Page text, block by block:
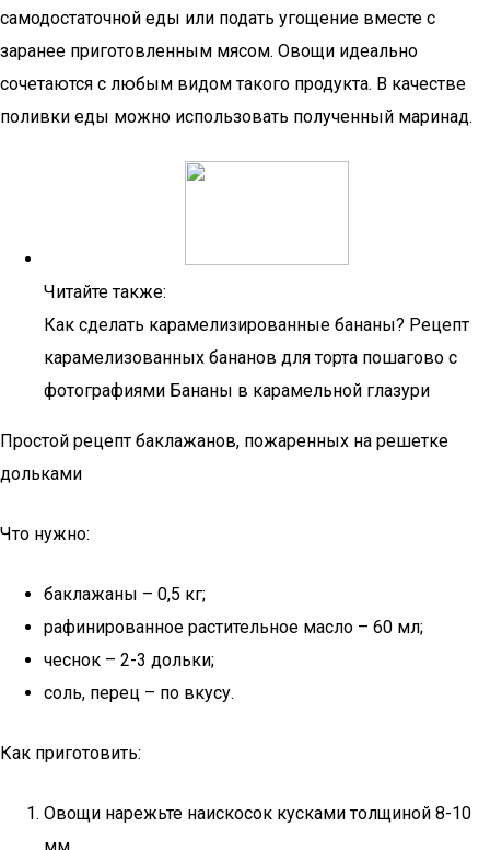
самодостаточной еды или подать угощение вместе с
заранее приготовленным мясом. Овощи идеально
сочетаются с любым видом такого продукта. В качестве
поливки еды можно использовать полученный маринад.
Читайте также:
Как сделать карамелизированные бананы? Рецепт
карамелизованных бананов для торта пошагово с
фотографиями Бананы в карамельной глазури
Простой рецепт баклажанов, пожаренных на решетке
дольками
Что нужно:
баклажаны – 0,5 кг;
рафинированное растительное масло – 60 мл;
чеснок – 2-3 дольки;
соль, перец – по вкусу.
Как приготовить:
Овощи нарежьте наискосок кусками толщиной 8-10